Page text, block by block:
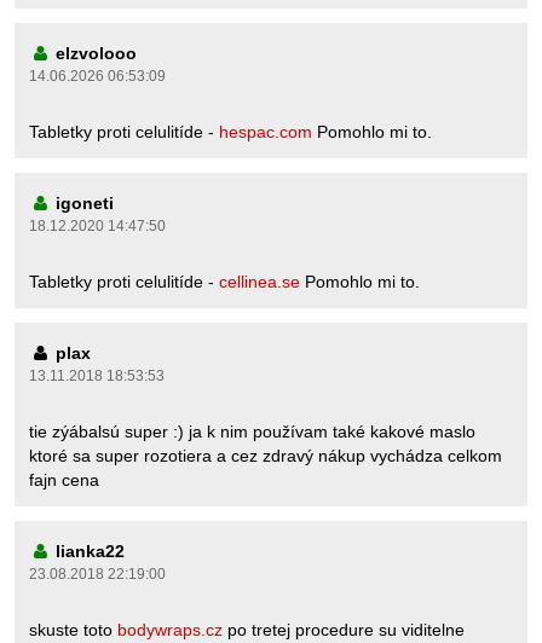
elzvolooo
14.06.2026 06:53:09
Tabletky proti celulitíde - hespac.com Pomohlo mi to.
igoneti
18.12.2020 14:47:50
Tabletky proti celulitíde - cellinea.se Pomohlo mi to.
plax
13.11.2018 18:53:53
tie zýábalsú super :) ja k nim používam také kakové maslo
ktoré sa super rozotiera a cez zdravý nákup vychádza celkom
fajn cena
lianka22
23.08.2018 22:19:00
skuste toto bodywraps.cz po tretej procedure su viditelne